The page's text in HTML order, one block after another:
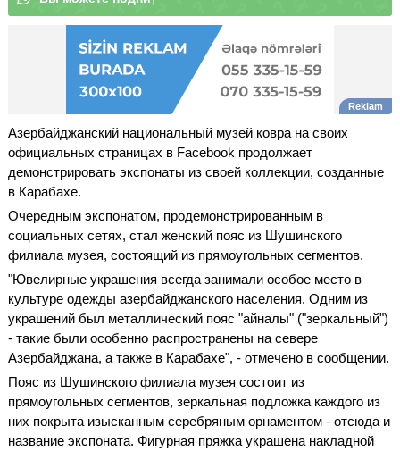
Азербайджанский национальный музей ковра на своих
официальных страницах в Facebook продолжает
демонстрировать экспонаты из своей коллекции, созданные
в Карабахе.
Очередным экспонатом, продемонстрированным в
социальных сетях, стал женский пояс из Шушинского
филиала музея, состоящий из прямоугольных сегментов.
"Ювелирные украшения всегда занимали особое место в
культуре одежды азербайджанского населения. Одним из
украшений был металлический пояс "айналы" ("зеркальный")
- такие были особенно распространены на севере
Азербайджана, а также в Карабахе", - отмечено в сообщении.
Пояс из Шушинского филиала музея состоит из
прямоугольных сегментов, зеркальная подложка каждого из
них покрыта изысканным серебряным орнаментом - отсюда и
название экспоната. Фигурная пряжка украшена накладной